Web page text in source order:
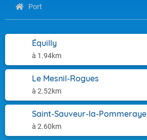
Port
Équilly
à 1.94km
Le Mesnil-Rogues
à 2.52km
Saint-Sauveur-la-Pommeraye
à 2.60km